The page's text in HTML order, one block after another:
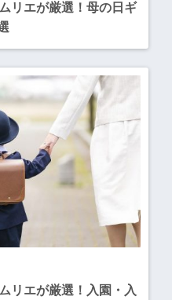
リエが厳選！母の日ギ
リエが厳選！入園・入